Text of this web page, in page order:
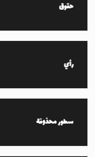
حقوق
رأي
سطور محذوفة